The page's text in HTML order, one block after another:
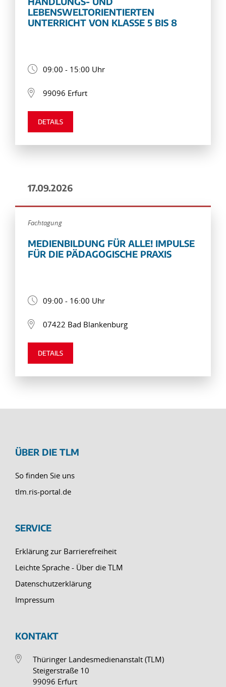
LEBENSWELTORIENTIERTEN
UNTERRICHT VON KLASSE 5 BIS 8
09:00 - 15:00 Uhr
99096 Erfurt
DETAILS
17.09.2026
Fachtagung
MEDIENBILDUNG FÜR ALLE! IMPULSE
FÜR DIE PÄDAGOGISCHE PRAXIS
09:00 - 16:00 Uhr
07422 Bad Blankenburg
DETAILS
ÜBER DIE TLM
So finden Sie uns
tlm.ris-portal.de
SERVICE
Erklärung zur Barrierefreiheit
Leichte Sprache - Über die TLM
Datenschutzerklärung
Impressum
KONTAKT
Thüringer Landesmedienanstalt (TLM)
Steigerstraße 10
99096 Erfurt